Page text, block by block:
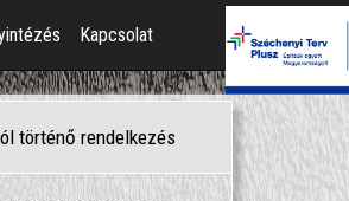
Kapcsolat
történő rendelkezés